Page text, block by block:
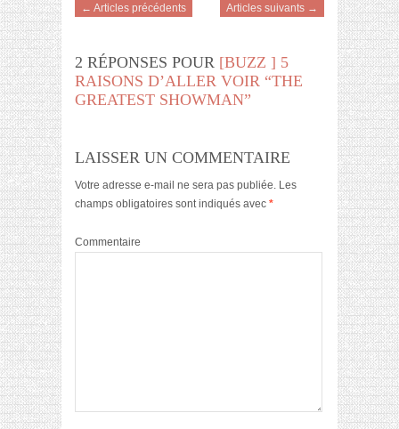
← Articles précédents Articles suivants →
2 RÉPONSES POUR [BUZZ ] 5
RAISONS D’ALLER VOIR “THE
GREATEST SHOWMAN”
LAISSER UN COMMENTAIRE
Votre adresse e-mail ne sera pas publiée. Les
champs obligatoires sont indiqués avec *
Commentaire